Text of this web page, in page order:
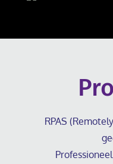
RPAS